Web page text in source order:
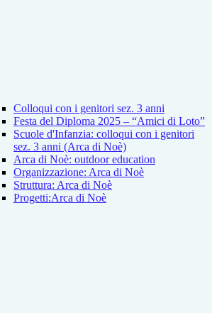
Colloqui con i genitori sez. 3 anni
Festa del Diploma 2025 – “Amici di Loto”
Scuole d'Infanzia: colloqui con i genitori
sez. 3 anni (Arca di Noè)
Arca di Noè: outdoor education
Organizzazione: Arca di Noè
Struttura: Arca di Noè
Progetti:Arca di Noè